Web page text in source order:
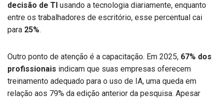
decisão de TI usando a tecnologia diariamente, enquanto
entre os trabalhadores de escritório, esse percentual cai
para 25%.
Outro ponto de atenção é a capacitação. Em 2025, 67% dos
profissionais indicam que suas empresas oferecem
treinamento adequado para o uso de IA, uma queda em
relação aos 79% da edição anterior da pesquisa. Apesar